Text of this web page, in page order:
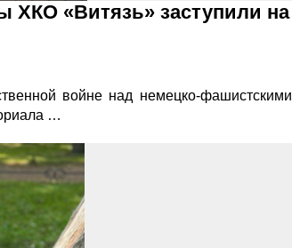
ХКО «Витязь» заступили на
войне над немецко-фашистскими
…